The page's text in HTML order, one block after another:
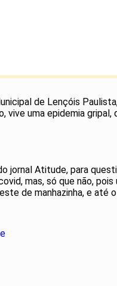
de Lençóis
vive uma epidemia
jornal Atitude, para
mas, só que não,
de manhazinha, e